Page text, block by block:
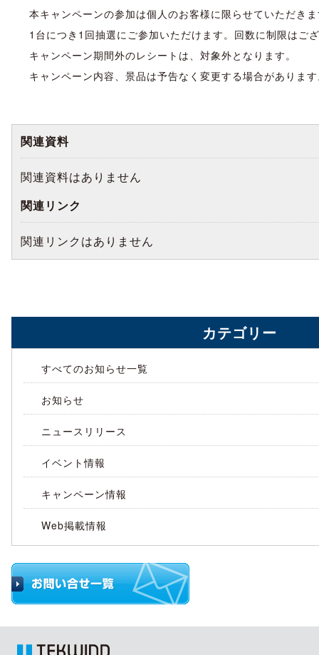
本キャンペーンの参加は個人のお客様に限らせていただき
1台につき1回抽選にご参加いただけます。回数に制限はご
キャンペーン期間外のレシートは、対象外となります。
キャンペーン内容、景品は予告なく変更する場合がありま
関連資料
関連資料はありません
関連リンク
関連リンクはありません
カテゴリー
すべてのお知らせ一覧
お知らせ
ニュースリリース
イベント情報
キャンペーン情報
Web掲載情報